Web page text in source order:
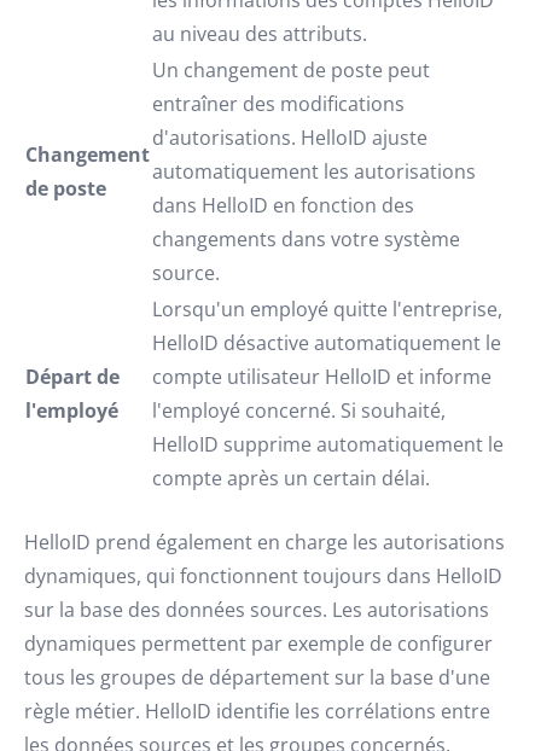
au niveau des attributs.
Changement
de poste
Un changement de poste peut
entraîner des modifications
d'autorisations. HelloID ajuste
automatiquement les autorisations
dans HelloID en fonction des
changements dans votre système
source.
Départ de
l'employé
Lorsqu'un employé quitte l'entreprise,
HelloID désactive automatiquement le
compte utilisateur HelloID et informe
l'employé concerné. Si souhaité,
HelloID supprime automatiquement le
compte après un certain délai.
HelloID prend également en charge les autorisations
dynamiques, qui fonctionnent toujours dans HelloID
sur la base des données sources. Les autorisations
dynamiques permettent par exemple de configurer
tous les groupes de département sur la base d'une
règle métier. HelloID identifie les corrélations entre
les données sources et les groupes concernés.